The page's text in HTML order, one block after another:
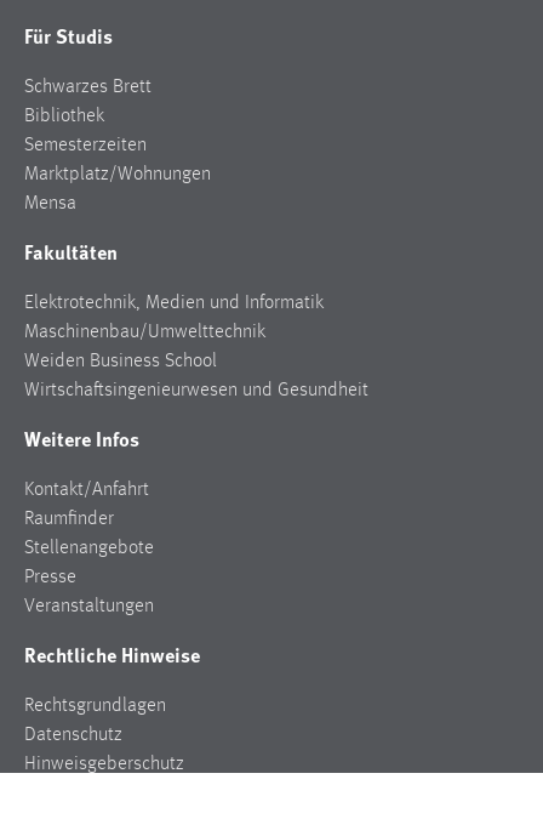
Für Studis
Schwarzes Brett
Bibliothek
Semesterzeiten
Marktplatz/Wohnungen
Mensa
Fakultäten
Elektrotechnik, Medien und Informatik
Maschinenbau/Umwelttechnik
Weiden Business School
Wirtschaftsingenieurwesen und Gesundheit
Weitere Infos
Kontakt/Anfahrt
Raumfinder
Stellenangebote
Presse
Veranstaltungen
Rechtliche Hinweise
Rechtsgrundlagen
Datenschutz
Hinweisgeberschutz